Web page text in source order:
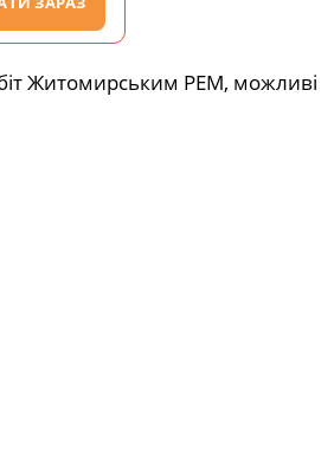
Житомирським РЕМ, можливі